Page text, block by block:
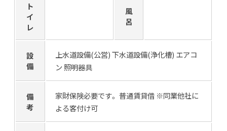
ト
イ
レ
風
呂
設
備
上水道設備(公営) 下水道設備(浄化槽) エアコ
ン 照明器具
備
考
家財保険必要です。 普通賃貸借 ※同業他社に
よる客付け可